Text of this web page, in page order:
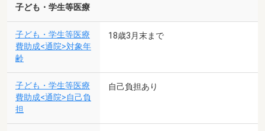
子ども・学生等医療
子ども・学生等医療
費助成<通院>対象年
齢
18歳3月末まで
子ども・学生等医療
費助成<通院>自己負
担
自己負担あり